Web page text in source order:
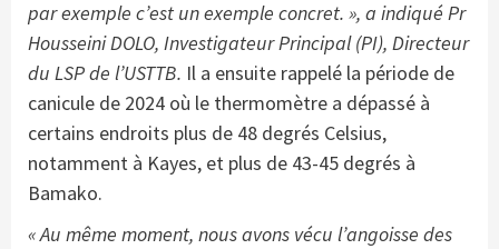
par exemple c’est un exemple concret. », a indiqué Pr
Housseini DOLO, Investigateur Principal (PI), Directeur
du LSP de l’USTTB. Il a ensuite rappelé la période de
canicule de 2024 où le thermomètre a dépassé à
certains endroits plus de 48 degrés Celsius,
notamment à Kayes, et plus de 43-45 degrés à
Bamako.
« Au même moment, nous avons vécu l’angoisse des